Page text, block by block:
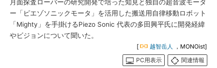
月面探査ローバーの研究開発で培った知見と独自の超音波モータ
ー「ピエゾソニックモータ」を活用した搬送用自律移動ロボット
「Mighty」を手掛けるPiezo Sonic 代表の多田興平氏に開発経緯
やビジョンについて聞いた。
[ 越智岳人
，MONOist]
PC用表示
関連情報